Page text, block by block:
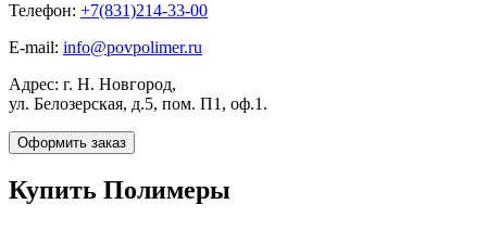
Телефон: +7(831)214-33-00
E-mail: info@povpolimer.ru
Адрес: г. Н. Новгород,
ул. Белозерская, д.5, пом. П1, оф.1.
Оформить заказ
Купить Полимеры